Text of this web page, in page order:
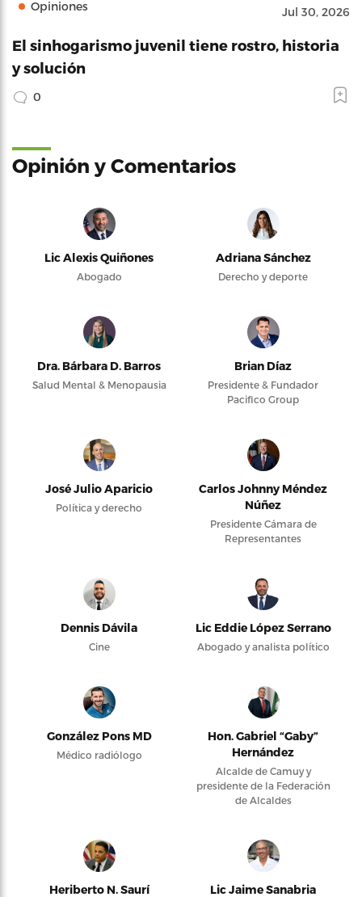
Opiniones Jul 30, 2026
El sinhogarismo juvenil tiene rostro, historia
y solución
0
Opinión y Comentarios
Lic Alexis Quiñones
Abogado
Adriana Sánchez
Derecho y deporte
Dra. Bárbara D. Barros
Salud Mental & Menopausia
Brian Díaz
Presidente & Fundador
Pacifico Group
José Julio Aparicio
Política y derecho
Carlos Johnny Méndez
Núñez
Presidente Cámara de
Representantes
Dennis Dávila
Cine
Lic Eddie López Serrano
Abogado y analista político
González Pons MD
Médico radiólogo
Hon. Gabriel “Gaby”
Hernández
Alcalde de Camuy y
presidente de la Federación
de Alcaldes
Heriberto N. Saurí Lic Jaime Sanabria